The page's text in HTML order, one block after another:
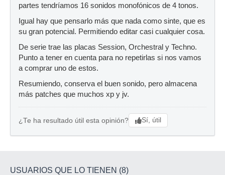
partes tendríamos 16 sonidos monofónicos de 4 tonos.
Igual hay que pensarlo más que nada como sinte, que es
su gran potencial. Permitiendo editar casi cualquier cosa.
De serie trae las placas Session, Orchestral y Techno.
Punto a tener en cuenta para no repetirlas si nos vamos
a comprar uno de estos.
Resumiendo, conserva el buen sonido, pero almacena
más patches que muchos xp y jv.
¿Te ha resultado útil esta opinión? Sí, útil
USUARIOS QUE LO TIENEN (8)